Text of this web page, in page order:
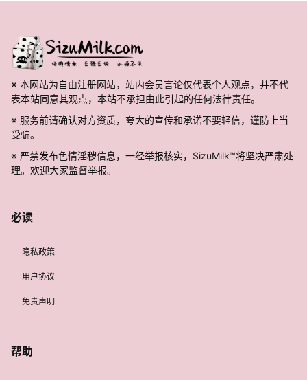
※ 本网站为自由注册网站，站内会员言论仅代表个人观点，并不代
表本站同意其观点，本站不承担由此引起的任何法律责任。
※ 服务前请确认对方资质，夸大的宣传和承诺不要轻信，谨防上当
受骗。
※ 严禁发布色情淫秽信息，一经举报核实，SizuMilk™将坚决严肃处
理。欢迎大家监督举报。
必读
隐私政策
用户协议
免责声明
帮助